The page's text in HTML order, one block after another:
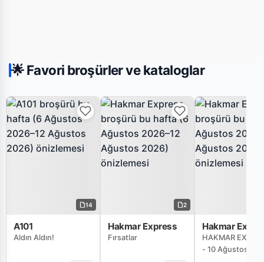
🌟 Favori broşürler ve kataloglar
14
A101
Aldın Aldın!
2
Hakmar Express
Fırsatlar
Hakmar
HAKMAR
- 10 Ağustos